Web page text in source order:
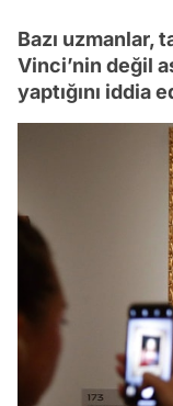
Bazı uzmanlar,
Vinci’nin değil
yaptığını iddia